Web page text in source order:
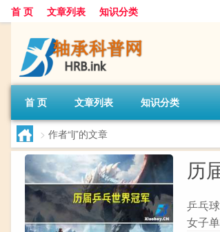
首 页 文章列表 知识分类
首 页 文章列表 知识分类
> 作者“lj”的文章
历
乒乓
女子